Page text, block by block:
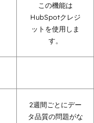
この機能は
HubSpotクレジ
ットを使用しま
す。
2週間ごとにデー
タ品質の問題がな